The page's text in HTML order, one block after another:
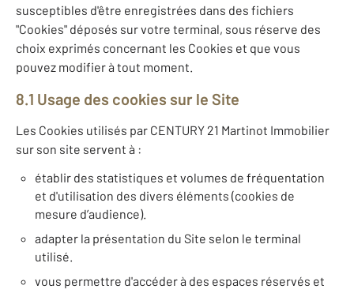
susceptibles d'être enregistrées dans des fichiers
"Cookies" déposés sur votre terminal, sous réserve des
choix exprimés concernant les Cookies et que vous
pouvez modifier à tout moment.
8.1 Usage des cookies sur le Site
Les Cookies utilisés par CENTURY 21 Martinot Immobilier
sur son site servent à :
établir des statistiques et volumes de fréquentation
et d'utilisation des divers éléments (cookies de
mesure d’audience).
adapter la présentation du Site selon le terminal
utilisé.
vous permettre d'accéder à des espaces réservés et